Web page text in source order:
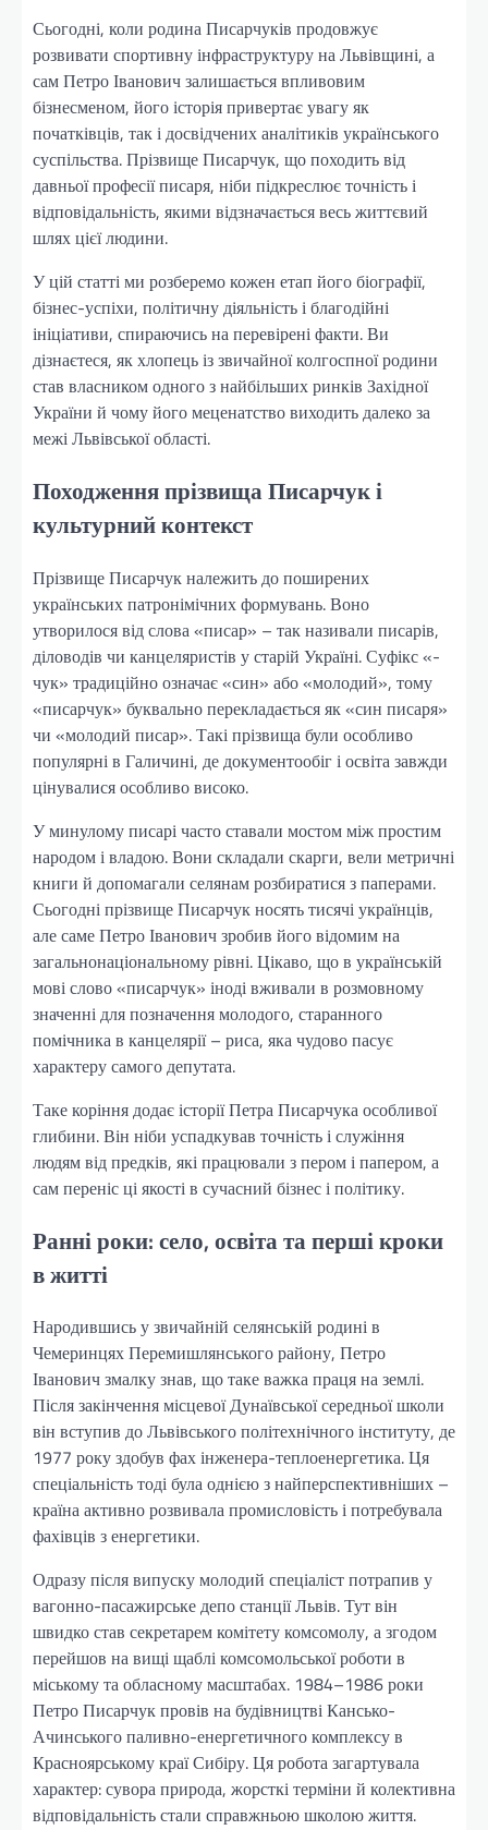
Сьогодні, коли родина Писарчуків продовжує
розвивати спортивну інфраструктуру на Львівщині, а
сам Петро Іванович залишається впливовим
бізнесменом, його історія привертає увагу як
початківців, так і досвідчених аналітиків українського
суспільства. Прізвище Писарчук, що походить від
давньої професії писаря, ніби підкреслює точність і
відповідальність, якими відзначається весь життєвий
шлях цієї людини.
У цій статті ми розберемо кожен етап його біографії,
бізнес-успіхи, політичну діяльність і благодійні
ініціативи, спираючись на перевірені факти. Ви
дізнаєтеся, як хлопець із звичайної колгоспної родини
став власником одного з найбільших ринків Західної
України й чому його меценатство виходить далеко за
межі Львівської області.
Походження прізвища Писарчук і
культурний контекст
Прізвище Писарчук належить до поширених
українських патронімічних формувань. Воно
утворилося від слова «писар» – так називали писарів,
діловодів чи канцеляристів у старій Україні. Суфікс «-
чук» традиційно означає «син» або «молодий», тому
«писарчук» буквально перекладається як «син писаря»
чи «молодий писар». Такі прізвища були особливо
популярні в Галичині, де документообіг і освіта завжди
цінувалися особливо високо.
У минулому писарі часто ставали мостом між простим
народом і владою. Вони складали скарги, вели метричні
книги й допомагали селянам розбиратися з паперами.
Сьогодні прізвище Писарчук носять тисячі українців,
але саме Петро Іванович зробив його відомим на
загальнонаціональному рівні. Цікаво, що в українській
мові слово «писарчук» іноді вживали в розмовному
значенні для позначення молодого, старанного
помічника в канцелярії – риса, яка чудово пасує
характеру самого депутата.
Таке коріння додає історії Петра Писарчука особливої
глибини. Він ніби успадкував точність і служіння
людям від предків, які працювали з пером і папером, а
сам переніс ці якості в сучасний бізнес і політику.
Ранні роки: село, освіта та перші кроки
в житті
Народившись у звичайній селянській родині в
Чемеринцях Перемишлянського району, Петро
Іванович змалку знав, що таке важка праця на землі.
Після закінчення місцевої Дунаївської середньої школи
він вступив до Львівського політехнічного інституту, де
1977 року здобув фах інженера-теплоенергетика. Ця
спеціальність тоді була однією з найперспективніших –
країна активно розвивала промисловість і потребувала
фахівців з енергетики.
Одразу після випуску молодий спеціаліст потрапив у
вагонно-пасажирське депо станції Львів. Тут він
швидко став секретарем комітету комсомолу, а згодом
перейшов на вищі щаблі комсомольської роботи в
міському та обласному масштабах. 1984–1986 роки
Петро Писарчук провів на будівництві Кансько-
Ачинського паливно-енергетичного комплексу в
Красноярському краї Сибіру. Ця робота загартувала
характер: сувора природа, жорсткі терміни й колективна
відповідальність стали справжньою школою життя.